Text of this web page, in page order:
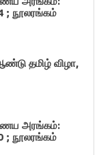
; நூலரங்கம்
தமிழ் விழா,
அரங்கம்:
; நூலரங்கம்